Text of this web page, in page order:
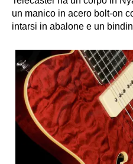
un manico in acero bolt-on
intarsi in abalone e un